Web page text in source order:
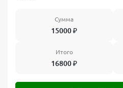
Сумма
15000₽
Итого
16800₽